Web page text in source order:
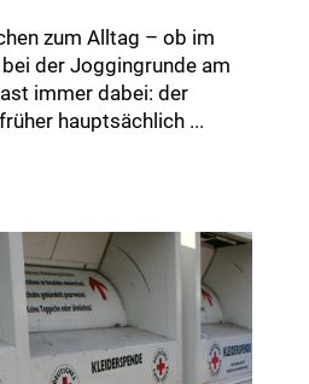
zum Alltag – ob im
der Joggingrunde am
immer dabei: der
hauptsächlich ...